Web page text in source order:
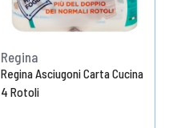
Regina
Regina Asciugoni Carta Cucina
4 Rotoli